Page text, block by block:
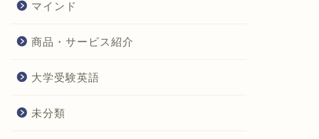
マインド
商品・サービス紹介
大学受験英語
未分類